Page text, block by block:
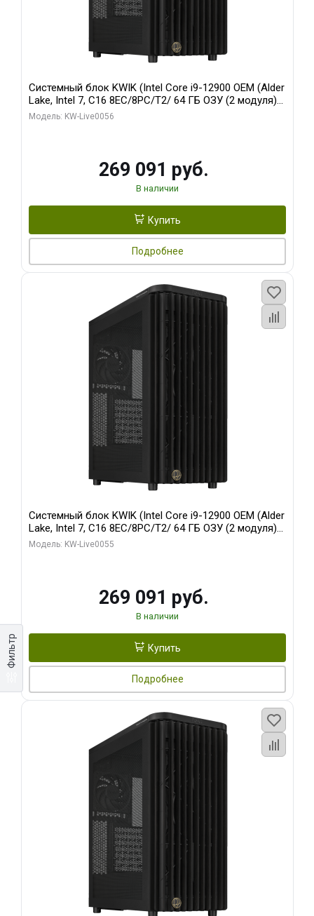
Фильтр
Системный блок KWIK (Intel Core i9-12900 OEM (Alder
Lake, Intel 7, C16 8EC/8PC/T2/ 64 ГБ ОЗУ (2 модуля)/
Palit RTX5080 INFINITY 3 OC 16GB GDDR7 256bit 3xDP
Модель: KW-Live0056
269 091 руб.
В наличии
Купить
Подробнее
Системный блок KWIK (Intel Core i9-12900 OEM (Alder
Lake, Intel 7, C16 8EC/8PC/T2/ 64 ГБ ОЗУ (2 модуля)/
MSI RTX5080 SHADOW 3X OC 16GB GDDR7 256bit 3xDP
Модель: KW-Live0055
269 091 руб.
В наличии
Купить
Подробнее